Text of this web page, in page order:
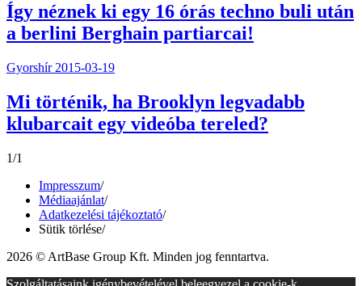
Így néznek ki egy 16 órás techno buli után
a berlini Berghain partiarcai!
Gyorshír 2015-03-19
Mi történik, ha Brooklyn legvadabb
klubarcait egy videóba tereled?
1/1
Impresszum/
Médiaajánlat/
Adatkezelési tájékoztató/
Sütik törlése/
2026 © ArtBase Group Kft. Minden jog fenntartva.